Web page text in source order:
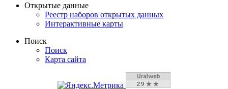
Открытые данные
Реестр наборов открытых данных
Интерактивные карты
Поиск
Поиск
Карта сайта